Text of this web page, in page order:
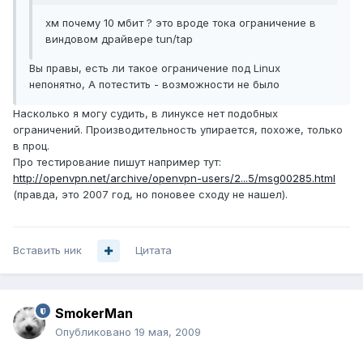
хм почему 10 мбит ? это вроде тока ограничение в
виндовом драйвере tun/tap
Вы правы, есть ли такое ограничение под Linux
непонятно, А потестить - возможности не было
Насколько я могу судить, в линуксе нет подобных
ограничений. Производительность упирается, похоже, только
в проц.
Про тестирование пишут например тут:
http://openvpn.net/archive/openvpn-users/2...5/msg00285.html
(правда, это 2007 год, но поновее сходу не нашел).
Вставить ник Цитата
SmokerMan
Опубликовано 19 мая, 2009